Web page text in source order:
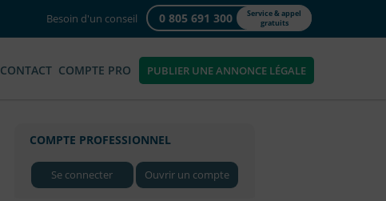
Besoin d'un conseil 0 805 691 300
Service & appel
gratuits
CONTACT COMPTE PRO PUBLIER UNE ANNONCE LÉGALE
COMPTE PROFESSIONNEL
Se connecter Ouvrir un compte